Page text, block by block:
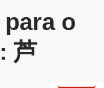
o
芦